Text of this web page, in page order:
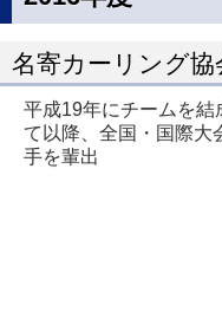
名寄カーリング
平成19年にチームを結
て以降、全国・国際大
手を輩出